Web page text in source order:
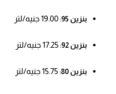
بنزين 95 : 19.00 جنيه/لتر
بنزين 92 : 17.25 جنيه/لتر
بنزين 80 : 15.75 جنيه/لتر